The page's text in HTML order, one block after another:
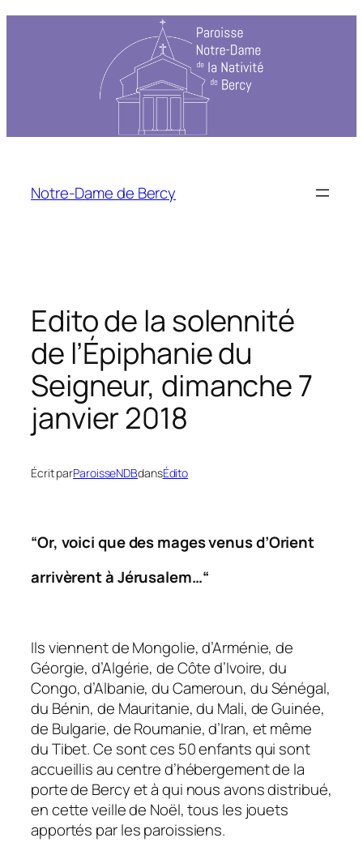
Notre-Dame de Bercy
Edito de la solennité
de l’Épiphanie du
Seigneur, dimanche 7
janvier 2018
Écrit parParoisseNDBdansÉdito
“Or, voici que des mages venus d’Orient
arrivèrent à Jérusalem…“
Ils viennent de Mongolie, d’Arménie, de
Géorgie, d’Algérie, de Côte d’Ivoire, du
Congo, d’Albanie, du Cameroun, du Sénégal,
du Bénin, de Mauritanie, du Mali, de Guinée,
de Bulgarie, de Roumanie, d’Iran, et même
du Tibet. Ce sont ces 50 enfants qui sont
accueillis au centre d’hébergement de la
porte de Bercy et à qui nous avons distribué,
en cette veille de Noël, tous les jouets
apportés par les paroissiens.